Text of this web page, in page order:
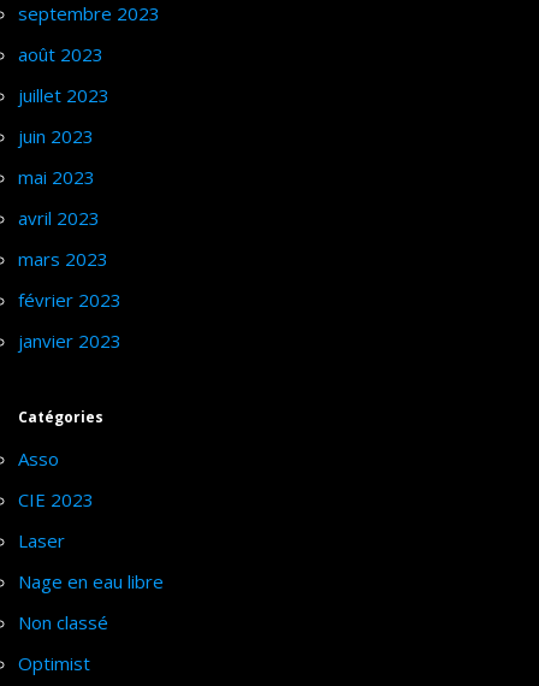
septembre 2023
août 2023
juillet 2023
juin 2023
mai 2023
avril 2023
mars 2023
février 2023
janvier 2023
Catégories
Asso
CIE 2023
Laser
Nage en eau libre
Non classé
Optimist